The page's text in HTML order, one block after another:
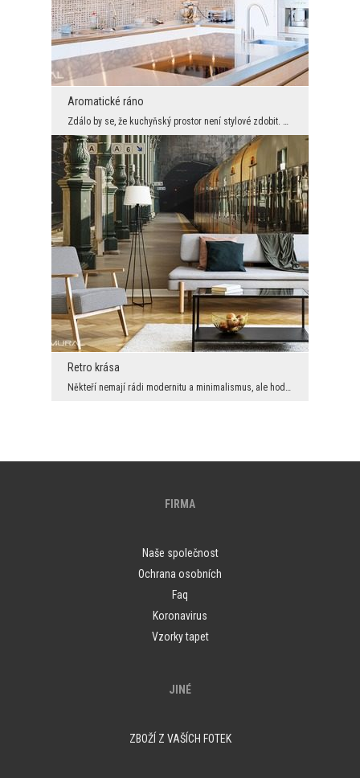
Aromatické ráno
Zdálo by se, že kuchyňský prostor není stylové zdobit. To však není pravda, když máte nápad, a ce...
Retro krása
Někteří nemají rádi modernitu a minimalismus, ale hodnotí odkazy na dřívější časy. To pro ně byla...
FIRMA
Naše společnost
Ochrana osobních
Faq
Koronavirus
Vzorky tapet
JINÉ
ZBOŽÍ Z VAŠÍCH FOTEK